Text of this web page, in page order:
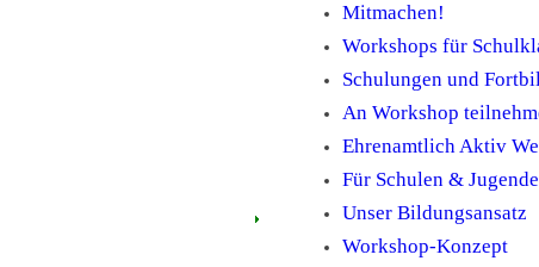
Mitmachen!
Workshops für
Schulungen und
An Workshop
Ehrenamtlich Aktiv
Für Schulen &
Unser Bildungsansatz
Workshop-Konzept